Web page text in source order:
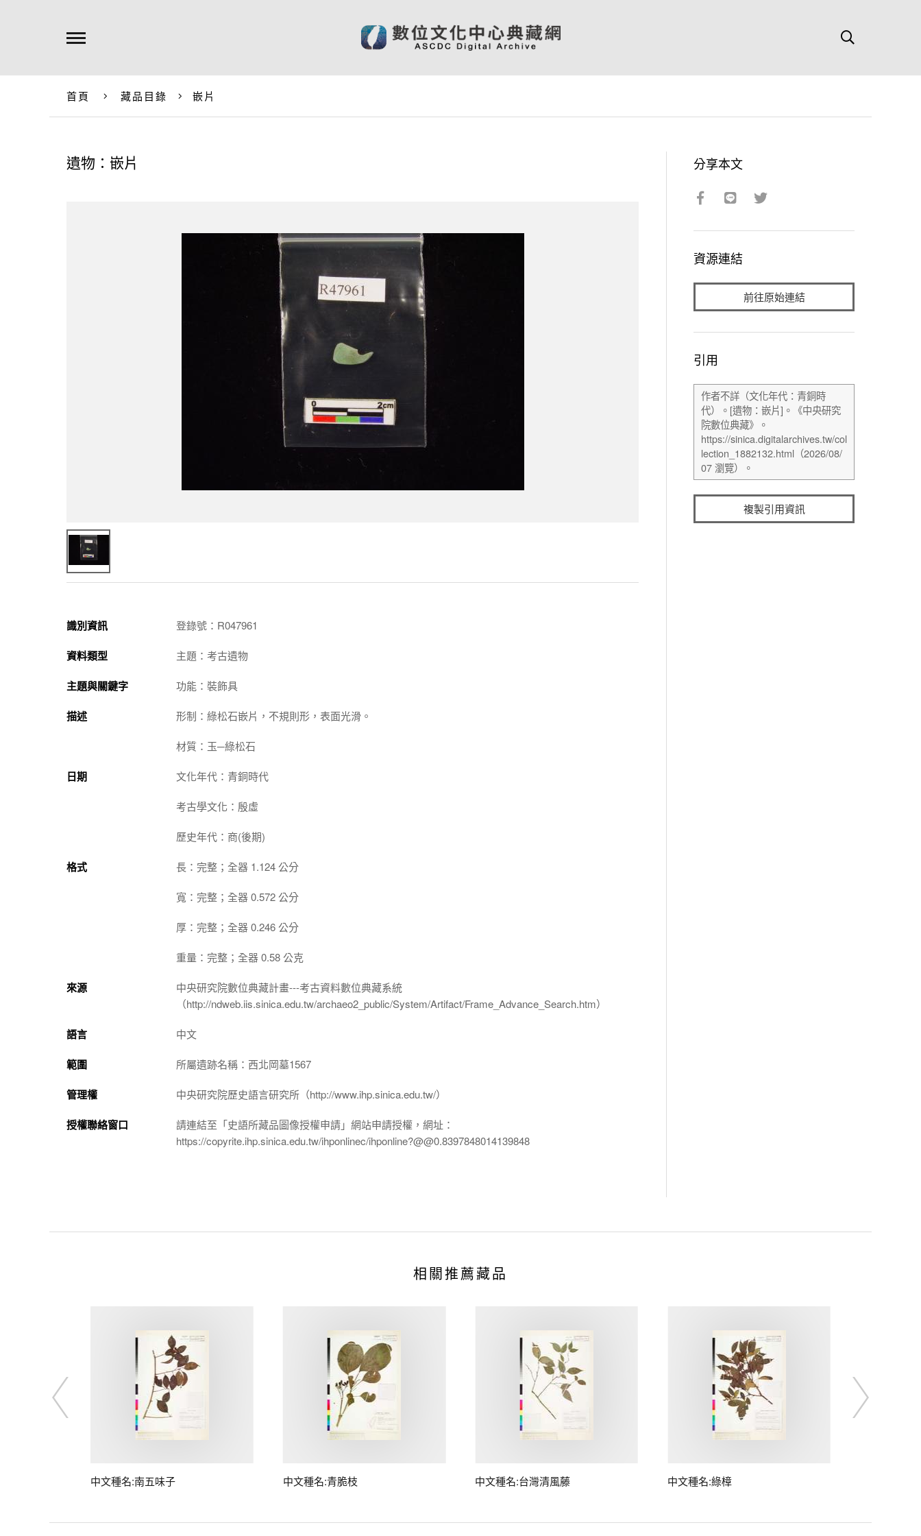
首頁 藏品目錄 嵌片
遺物：嵌片
識別資訊 登錄號：R047961
資料類型 主題：考古遺物
主題與關鍵字 功能：裝飾具
描述 形制：綠松石嵌片，不規則形，表面光滑。
材質：玉─綠松石
日期 文化年代：青銅時代
考古學文化：殷虛
歷史年代：商(後期)
格式 長：完整；全器 1.124 公分
寬：完整；全器 0.572 公分
厚：完整；全器 0.246 公分
重量：完整；全器 0.58 公克
來源
中央研究院數位典藏計畫---考古資料數位典藏系統
（http://ndweb.iis.sinica.edu.tw/archaeo2_public/System/Artifact/Frame_Advance_Search.htm）
語言 中文
範圍 所屬遺跡名稱：西北岡墓1567
管理權 中央研究院歷史語言研究所（http://www.ihp.sinica.edu.tw/）
授權聯絡窗口
請連結至「史語所藏品圖像授權申請」網站申請授權，網址：
https://copyrite.ihp.sinica.edu.tw/ihponlinec/ihponline?@@0.8397848014139848
分享本文
資源連結
前往原始連結
引用
複製引用資訊
相關推薦藏品
中文種名:南五味子 中文種名:青脆枝 中文種名:台灣清風藤 中文種名:綠樟